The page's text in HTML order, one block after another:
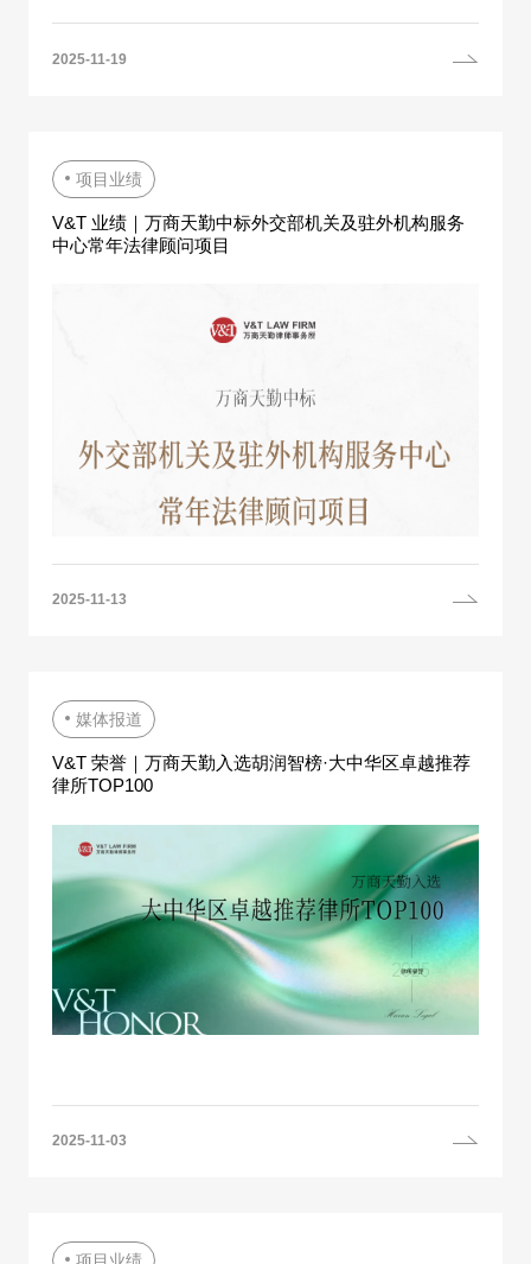
2025-11-19
项目业绩
V&T 业绩｜万商天勤中标外交部机关及驻外机构服务
中心常年法律顾问项目
2025-11-13
媒体报道
V&T 荣誉｜万商天勤入选胡润智榜·大中华区卓越推荐
律所TOP100
2025-11-03